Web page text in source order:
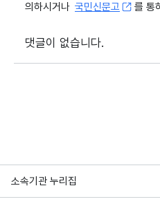
의하시거나 국민신문고 를 통
댓글이 없습니다.
소속기관 누리집